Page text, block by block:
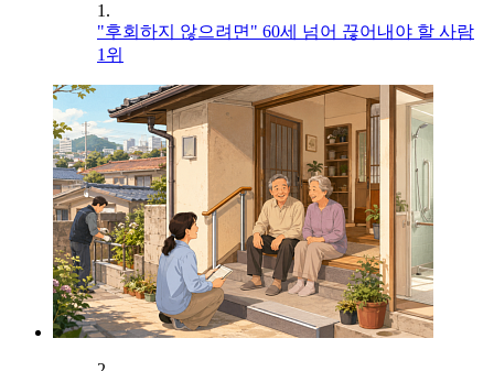
1.
"후회하지 않으려면" 60세 넘어 끊어내야 할 사람
1위